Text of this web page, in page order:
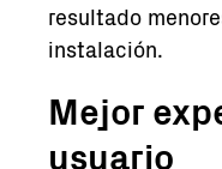
resultado
instalación.
Mejor
usuario